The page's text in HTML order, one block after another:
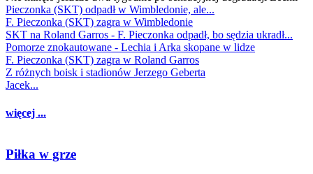
Pieczonka (SKT) odpadł w Wimbledonie, ale...
F. Pieczonka (SKT) zagra w Wimbledonie
SKT na Roland Garros - F. Pieczonka odpadł, bo sędzia ukradł...
Pomorze znokautowane - Lechia i Arka skopane w lidze
F. Pieczonka (SKT) zagra w Roland Garros
Z różnych boisk i stadionów Jerzego Geberta
Jacek...
więcej ...
Piłka w grze